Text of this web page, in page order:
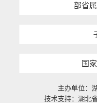
部省
国
主办单位：
技术支持：湖北